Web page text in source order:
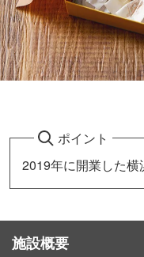
ポイント
2019年に開業した横
施設概要